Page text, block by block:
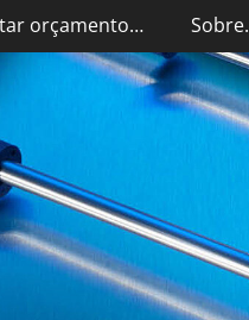
orçamento…